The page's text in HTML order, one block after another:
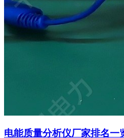
电能质量分析仪厂家排名一